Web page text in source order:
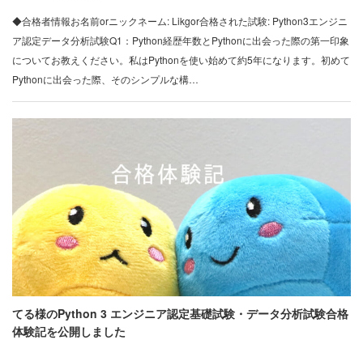
◆合格者情報お名前orニックネーム: Likgor合格された試験: Python3エンジニ
ア認定データ分析試験Q1：Python経歴年数とPythonに出会った際の第一印象
についてお教えください。私はPythonを使い始めて約5年になります。初めて
Pythonに出会った際、そのシンプルな構…
てる様のPython 3 エンジニア認定基礎試験・データ分析試験合格
体験記を公開しました